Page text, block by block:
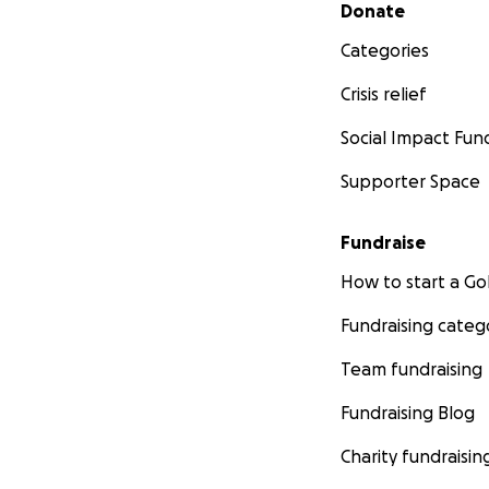
Donate
Categories
Crisis relief
Social Impact
Supporter Space
Fundraise
How to start a
Fundraising
Team fundraising
Fundraising Blog
Charity